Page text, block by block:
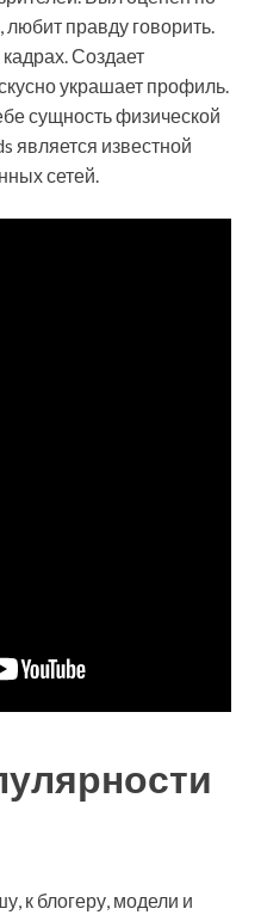
любит правду говорить.
Создает
украшает профиль.
сущность физической
является известной
сетей.
к блогеру, модели и